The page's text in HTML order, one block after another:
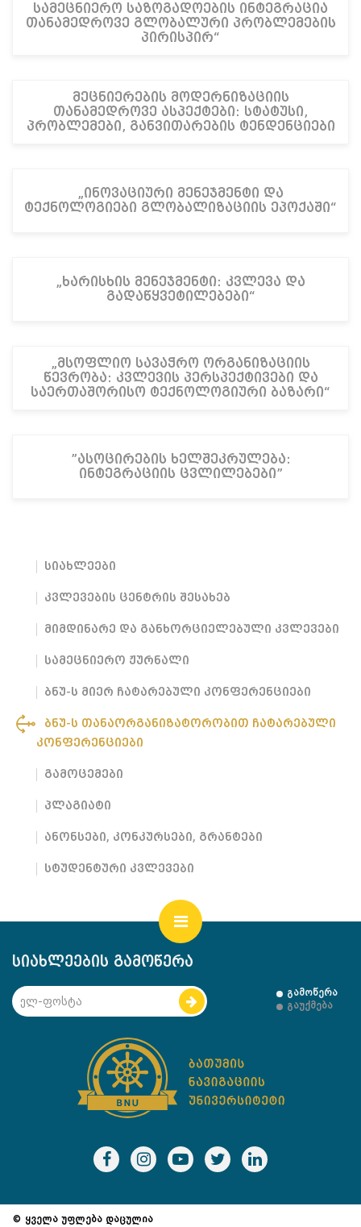
სამეცნიერო საზოგადოების ინტეგრაცია
თანამედროვე გლობალური პრობლემების
პირისპირ“
მეცნიერების მოდერნიზაციის
თანამედროვე ასპექტები: სტატუსი,
პრობლემები, განვითარების ტენდენციები
„ინოვაციური მენეჯმენტი და
ტექნოლოგიები გლობალიზაციის ეპოქაში“
„ხარისხის მენეჯმენტი: კვლევა და
გადაწყვეტილებები“
„მსოფლიო სავაჭრო ორგანიზაციის
წევრობა: კვლევის პერსპექტივები და
საერთაშორისო ტექნოლოგიური ბაზარი“
”ასოცირების ხელშეკრულება:
ინტეგრაციის ცვლილებები”
სიახლეები
კვლევების ცენტრის შესახებ
მიმდინარე და განხორციელებული კვლევები
სამეცნიერო ჟურნალი
ბნუ-ს მიერ ჩატარებული კონფერენციები
ბნუ-ს თანაორგანიზატორობით ჩატარებული
კონფერენციები
გამოცემები
პლაგიატი
ანონსები, კონკურსები, გრანტები
სტუდენტური კვლევები
სიახლეების გამოწერა
გამოწერა
გაუქმება
© ყველა უფლება დაცულია